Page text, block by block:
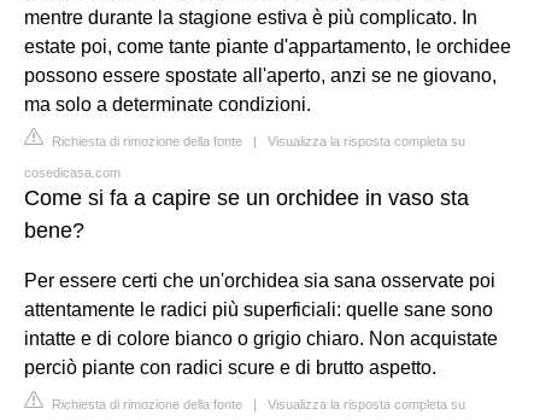
mentre durante la stagione estiva è più complicato. In
estate poi, come tante piante d'appartamento, le orchidee
possono essere spostate all'aperto, anzi se ne giovano,
ma solo a determinate condizioni.
Richiesta di rimozione della fonte | Visualizza la risposta completa su
cosedicasa.com
Come si fa a capire se un orchidee in vaso sta
bene?
Per essere certi che un'orchidea sia sana osservate poi
attentamente le radici più superficiali: quelle sane sono
intatte e di colore bianco o grigio chiaro. Non acquistate
perciò piante con radici scure e di brutto aspetto.
Richiesta di rimozione della fonte | Visualizza la risposta completa su